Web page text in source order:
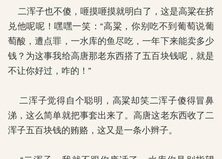
二浑子也不傻，咂摸咂摸就明白了，这是高粱在挤
兑他呢呢！嘿嘿一笑：“高粱，你别吃不到葡萄说葡
萄酸，遭点罪，一水库的鱼尽吃，一年下来能卖多少
钱？为这事我给高唐那老东西搭了五百块钱呢，就是
不让你好过，咋的！”
二浑子觉得自个聪明，高粱却笑二浑子傻得冒鼻
涕，这么简单就把事套出来了。高唐这老东西收了二
浑子五百块钱的贿赂，这又是一条小辫子。